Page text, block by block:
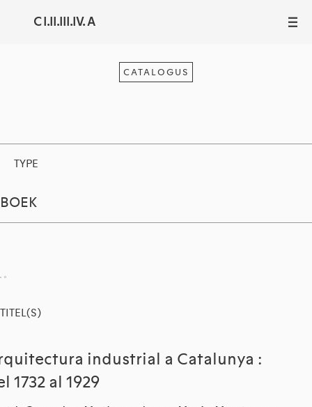
C I.II.III.IV. A III
CATALOGUS
TYPE
BOEK
TITEL(S)
industrial a Catalunya :
1732 al 1929